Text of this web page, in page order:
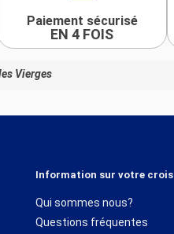
Paiement sécurisé
EN 4 FOIS
Vierges
Information sur votre
Qui sommes nous?
Questions fréquentes